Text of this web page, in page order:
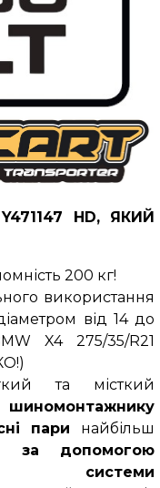
Y471147 HD,ЯКИЙ
200 кг!
використання
від 14 до
X4 275/35/R21
та місткий
пари найбільш
за допомогою
системи